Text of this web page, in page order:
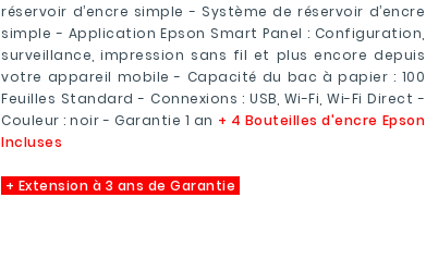
réservoir d’encre simple - Système de réservoir d’encre
simple - Application Epson Smart Panel : Configuration,
surveillance, impression sans fil et plus encore depuis
votre appareil mobile - Capacité du bac à papier : 100
Feuilles Standard - Connexions : USB, Wi-Fi, Wi-Fi Direct -
Couleur : noir - Garantie 1 an + 4 Bouteilles d'encre Epson
Incluses
+ Extension à 3 ans de Garantie